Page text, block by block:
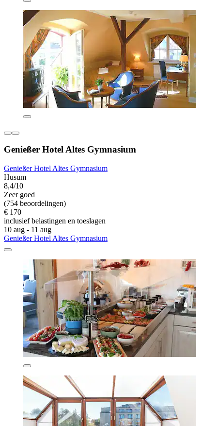
Genießer Hotel Altes Gymnasium
Genießer Hotel Altes Gymnasium
Husum
8,4/10
Zeer goed
(754 beoordelingen)
€ 170
inclusief belastingen en toeslagen
10 aug - 11 aug
Genießer Hotel Altes Gymnasium